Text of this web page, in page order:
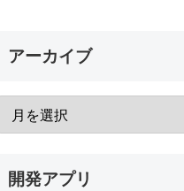
アーカイブ
開発アプリ